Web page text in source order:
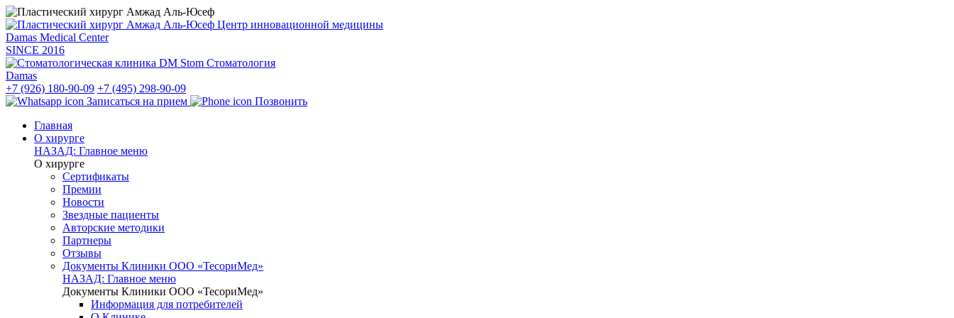
Центр инновационной медицины
Damas Medical Center
SINCE 2016
Стоматология
Damas
+7 (926) 180-90-09 +7 (495) 298-90-09
Записаться на прием
Позвонить
Главная
О хирурге
НАЗАД: Главное меню
О хирурге
Сертификаты
Премии
Новости
Звездные пациенты
Авторские методики
Партнеры
Отзывы
Документы Клиники ООО «ТесориМед»
НАЗАД: Главное меню
Документы Клиники ООО «ТесориМед»
Информация для потребителей